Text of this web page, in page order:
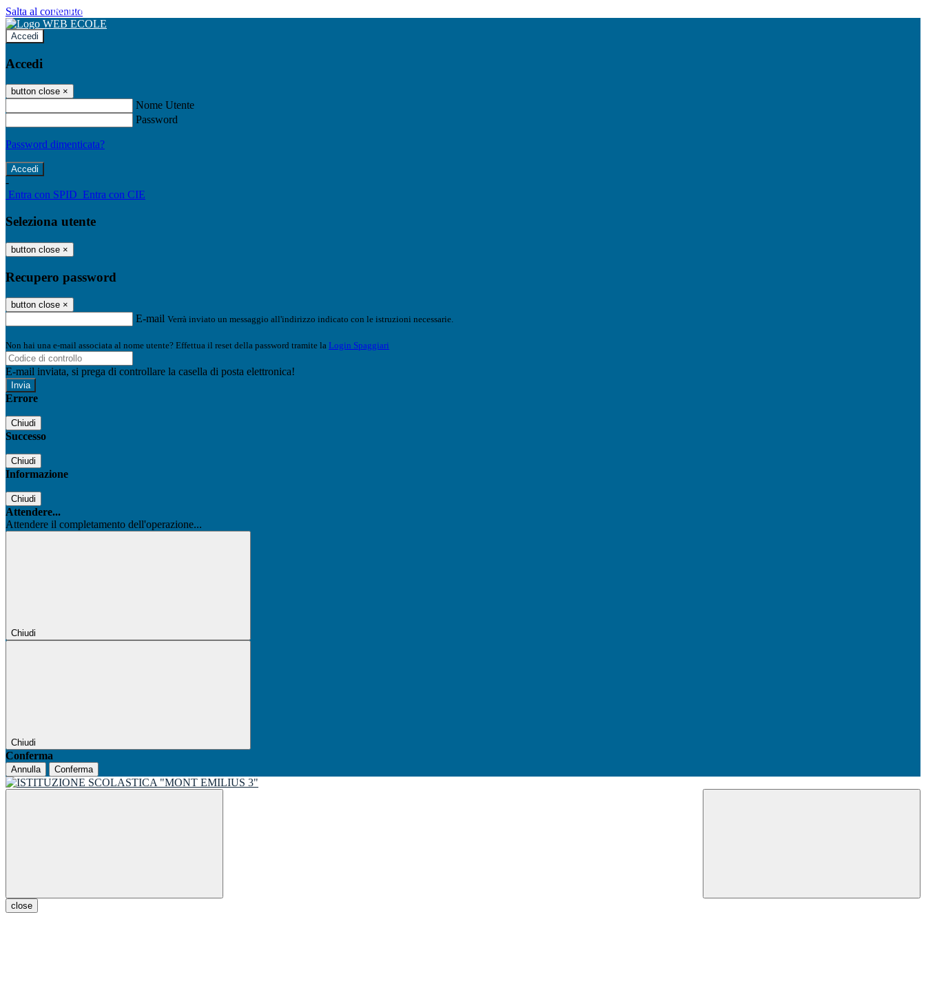
Salta al contenuto
WEB ECOLE
Accedi
Accedi
button close ×
Nome Utente
Password
Password dimenticata?
-
Entra con SPID Entra con CIE
Seleziona utente
button close ×
Recupero password
button close ×
E-mail Verrà inviato un messaggio all'indirizzo indicato con le istruzioni necessarie.
Non hai una e-mail associata al nome utente? Effettua il reset della password tramite la Login Spaggiari
E-mail inviata, si prega di controllare la casella di posta elettronica!
Errore
Chiudi
Successo
Chiudi
Informazione
Chiudi
Attendere...
Attendere il completamento dell'operazione...
Chiudi
Chiudi
Conferma
Annulla Conferma
close